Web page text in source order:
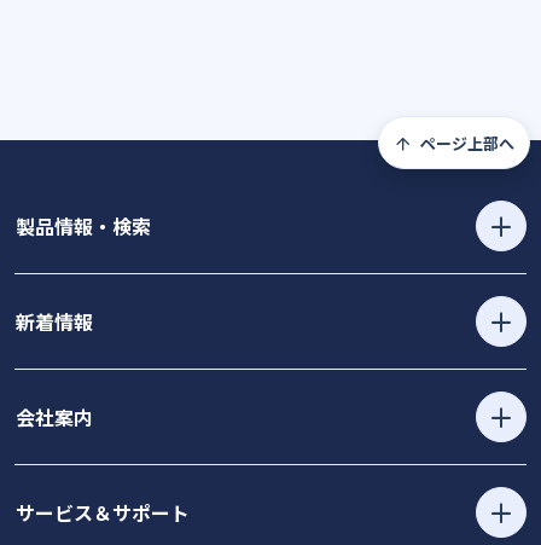
ページ上部へ
製品情報・検索
新着情報
会社案内
サービス＆サポート